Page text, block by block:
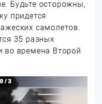
Будьте осторожны,
придется
самолетов.
35 разных
во времена Второй